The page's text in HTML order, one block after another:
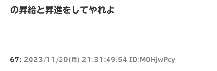
の昇給と昇進をしてやれよ
67: 2023/11/20(月) 21:31:49.54 ID:M0HjwPcy